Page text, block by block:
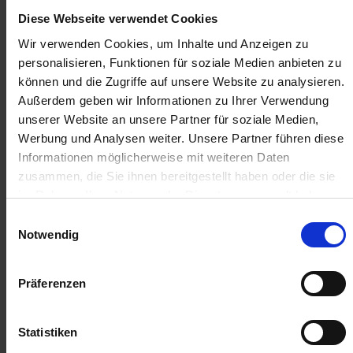
Diese Webseite verwendet Cookies
Wir verwenden Cookies, um Inhalte und Anzeigen zu
personalisieren, Funktionen für soziale Medien anbieten zu
können und die Zugriffe auf unsere Website zu analysieren.
Außerdem geben wir Informationen zu Ihrer Verwendung
unserer Website an unsere Partner für soziale Medien,
Werbung und Analysen weiter. Unsere Partner führen diese
Informationen möglicherweise mit weiteren Daten
zusammen, die Sie ihnen bereitgestellt haben oder die sie
im Rahmen Ihrer Nutzung der Dienste gesammelt haben.
Notwendig
Präferenzen
Statistiken
Anmelden für Ihren persönlichen Preis
3,98 € / St
3,98 €pro 1 Stück
4,74 €
inkl. 19% MwSt. zzgl. Versandkosten
QTY_CONTROL_DECREASE
ZUR VERGLEICHSLISTE HINZUFÜGEN